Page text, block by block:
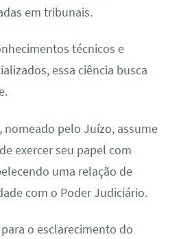
em tribunais.
técnicos e
essa ciência busca
nomeado pelo Juízo, assume
exercer seu papel com
uma relação de
com o Poder Judiciário.
o esclarecimento do